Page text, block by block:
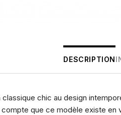
DESCRIPTION
classique chic au design
que ce modèle existe en